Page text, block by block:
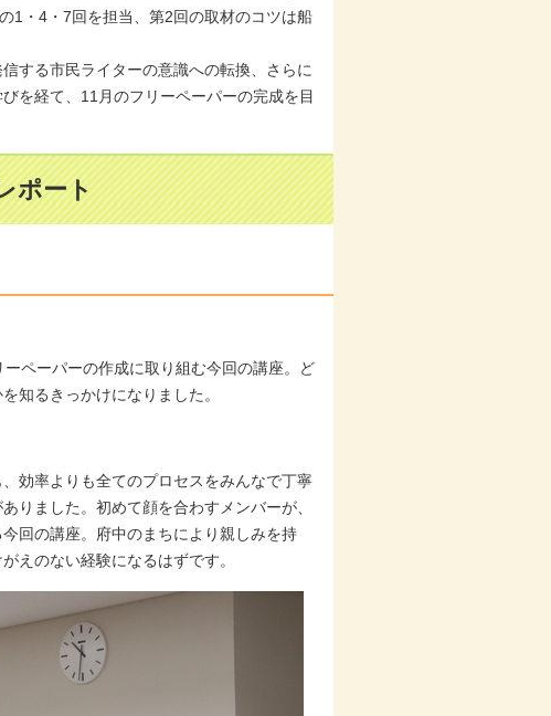
1・4・7回を担当、第2回の取材のコツは船
する市民ライターの意識への転換、さらに
を経て、11月のフリーペーパーの完成を目
ポート
ペーパーの作成に取り組む今回の講座。ど
知るきっかけになりました。
効率よりも全てのプロセスをみんなで丁寧
りました。初めて顔を合わすメンバーが、
回の講座。府中のまちにより親しみを持
えのない経験になるはずです。